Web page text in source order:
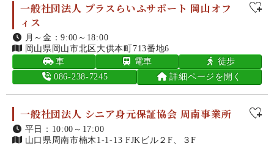
一般社団法人 プラスらいふサポート 岡山オフ
ィス
月～金：9:00～18:00
岡山県岡山市北区大供本町713番地6
車
電車
徒歩
086-238-7245
詳細ページを開く
一般社団法人 シニア身元保証協会 周南事業所
平日：10:00～17:00
山口県周南市楠木1-1-13 FJKビル２F、３F